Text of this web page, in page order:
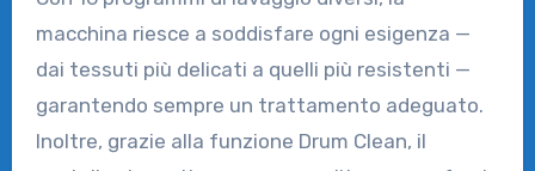
macchina riesce a soddisfare ogni esigenza —
dai tessuti più delicati a quelli più resistenti —
garantendo sempre un trattamento adeguato.
Inoltre, grazie alla funzione Drum Clean, il